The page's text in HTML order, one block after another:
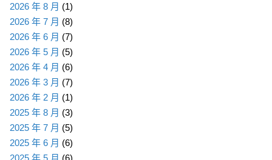
2026 年 8 月 (1)
2026 年 7 月 (8)
2026 年 6 月 (7)
2026 年 5 月 (5)
2026 年 4 月 (6)
2026 年 3 月 (7)
2026 年 2 月 (1)
2025 年 8 月 (3)
2025 年 7 月 (5)
2025 年 6 月 (6)
2025 年 5 月 (6)